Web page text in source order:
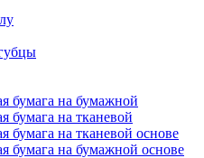
бумага на бумажной
бумага на тканевой
бумага на тканевой основе
бумага на бумажной основе